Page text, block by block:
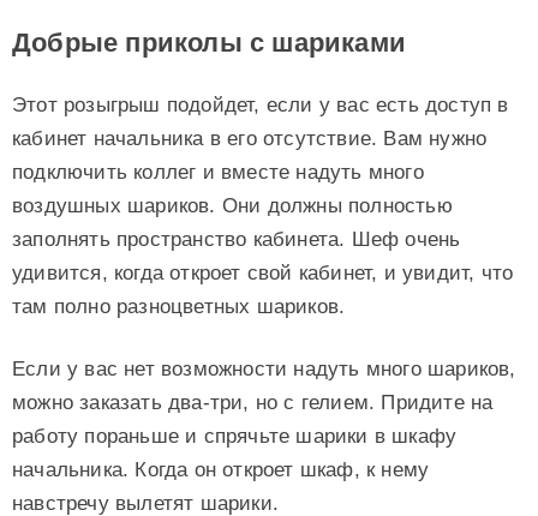
Добрые приколы с шариками
Этот розыгрыш подойдет, если у вас есть доступ в
кабинет начальника в его отсутствие. Вам нужно
подключить коллег и вместе надуть много
воздушных шариков. Они должны полностью
заполнять пространство кабинета. Шеф очень
удивится, когда откроет свой кабинет, и увидит, что
там полно разноцветных шариков.
Если у вас нет возможности надуть много шариков,
можно заказать два-три, но с гелием. Придите на
работу пораньше и спрячьте шарики в шкафу
начальника. Когда он откроет шкаф, к нему
навстречу вылетят шарики.